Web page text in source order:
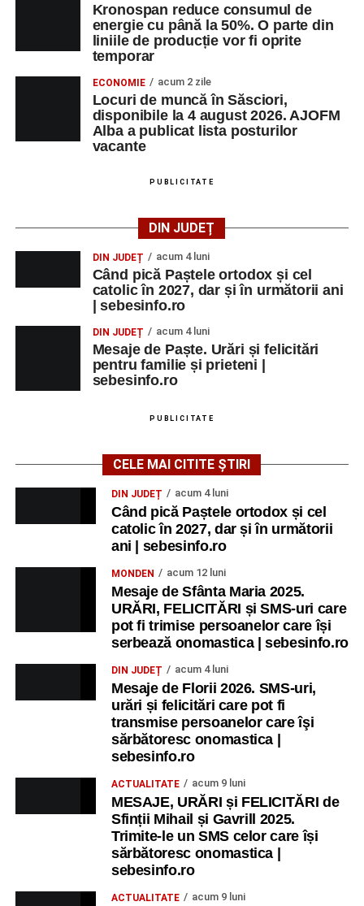
Ultimele știri din Sebeș
Primul concert din cadrul String Symphonic Camp
2026 a adus emoție și aplauze la Sebeș
În luna august, cele mai recente lucrări ale lui Eugen
Măcinic pot fi admirate la Primăria Sebeș
autoturism s-a răsturnat, o persoană a avut nevoie
Kronospan reduce consumul de
energie cu până la 50%. O parte din
liniile de producție vor fi oprite
temporar
ECONOMIE acum 2 zile
Locuri de muncă în Săsciori,
disponibile la 4 august 2026. AJOFM
Alba a publicat lista posturilor
vacante
PUBLICITATE
DIN JUDEȚ
DIN JUDEȚ acum 4 luni
Când pică Paștele ortodox și cel
catolic în 2027, dar și în următorii ani
| sebesinfo.ro
DIN JUDEȚ acum 4 luni
Mesaje de Paște. Urări și felicitări
pentru familie și prieteni |
sebesinfo.ro
PUBLICITATE
CELE MAI CITITE ȘTIRI
DIN JUDEȚ acum 4 luni
Când pică Paștele ortodox și cel
catolic în 2027, dar și în următorii
ani | sebesinfo.ro
MONDEN acum 12 luni
Mesaje de Sfânta Maria 2025.
URĂRI, FELICITĂRI și SMS-uri care
pot fi trimise persoanelor care își
serbează onomastica | sebesinfo.ro
DIN JUDEȚ acum 4 luni
Mesaje de Florii 2026. SMS-uri,
urări și felicitări care pot fi
transmise persoanelor care îşi
sărbătoresc onomastica |
sebesinfo.ro
ACTUALITATE acum 9 luni
MESAJE, URĂRI și FELICITĂRI de
Sfinții Mihail și Gavrill 2025.
Trimite-le un SMS celor care își
sărbătoresc onomastica |
sebesinfo.ro
ACTUALITATE acum 9 luni